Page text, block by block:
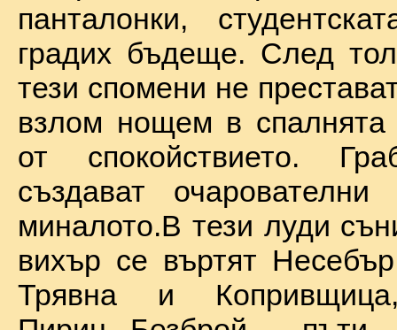
панталонки,
градих бъдеще. След
тези спомени не
взлом нощем в спалнята
от спокойствието.
създават
миналото.В тези луди
вихър се въртят
Трявна и